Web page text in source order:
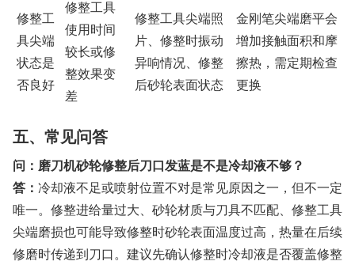
修整工
具尖端
状态是
否良好
修整工具
使用时间
较长或修
整效果变
差
修整工具尖端照
片、修整时振动
异响情况、修整
后砂轮表面状态
金刚笔尖端磨平会
增加接触面积和摩
擦热，需定期检查
更换
五、常见问答
问：磨刀机砂轮修整后刀口发蓝是不是冷却液不够？
答： 冷却液不足或喷射位置不对是常见原因之一，但不一定
唯一。修整进给量过大、砂轮材质与刀具不匹配、修整工具
尖端磨损也可能导致修整时砂轮表面温度过高，热量在后续
修磨时传递到刀口。建议先确认修整时冷却液是否覆盖修整